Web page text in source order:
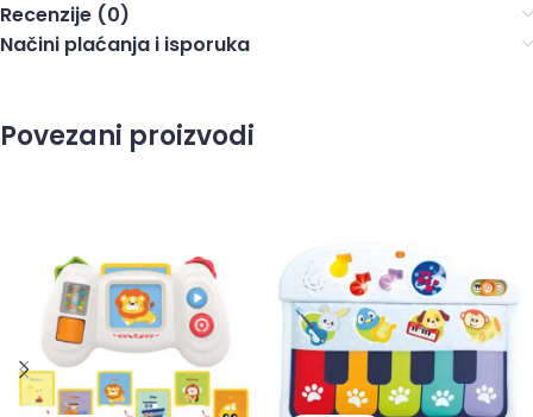
Recenzije (0)
Načini plaćanja i isporuka
Povezani proizvodi